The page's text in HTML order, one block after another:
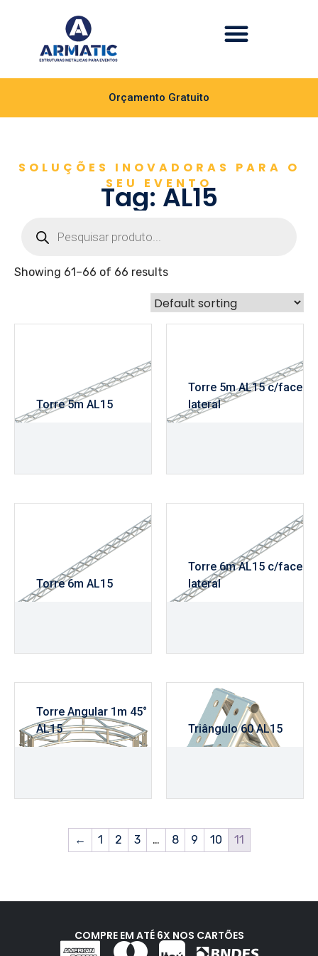
Orçamento Gratuito
SOLUÇÕES INOVADORAS PARA O
SEU EVENTO
Tag: AL15
Showing 61–66 of 66 results
Torre 5m AL15
Torre 5m AL15 c/face
lateral
Torre 6m AL15
Torre 6m AL15 c/face
lateral
Torre Angular 1m 45°
AL15
Triângulo 60 AL15
← 1 2 3 … 8 9 10 11
COMPRE EM ATÉ 6X NOS CARTÕES